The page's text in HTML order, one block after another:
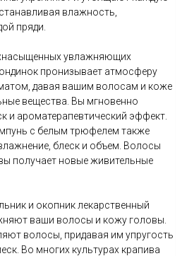
влажность,
пряди.
увлажняющих
пронизывает атмосферу
давая вашим волосам и коже
вещества. Вы мгновенно
и ароматерапевтический эффект.
с белым трюфелем также
блеск и объем. Волосы
получает новые живительные
и окопник лекарственный
ваши волосы и кожу головы.
волосы, придавая им упругость
Во многих культурах крапива